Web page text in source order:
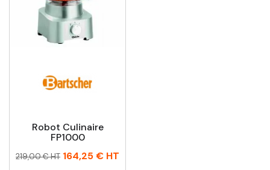
Robot Culinaire
FP1000
Prix
Prix
219,00 € HT 164,25 € HT